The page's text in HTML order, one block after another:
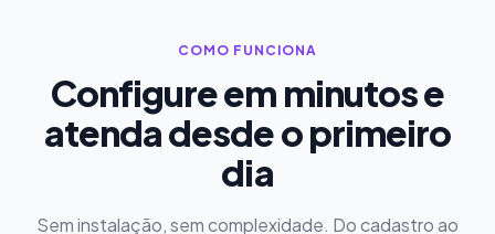
COMO FUNCIONA
Configure em minutos e
atenda desde o primeiro
dia
Sem instalação, sem complexidade. Do cadastro ao